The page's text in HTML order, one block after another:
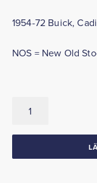
1954-72 Buick,
NOS = New Old
1954-